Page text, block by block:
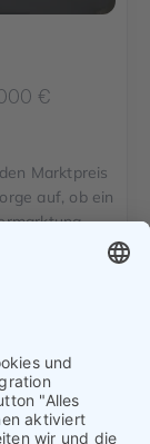
€
Marktpreis
auf, ob ein
und die
der
Jasmin
die